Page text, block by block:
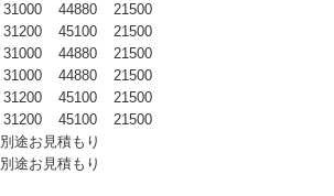
31000 44880
21500
31200 45100
21500
31000 44880
21500
31000 44880
21500
31200 45100
21500
31200 45100
21500
別途お見積もり
別途お見積もり